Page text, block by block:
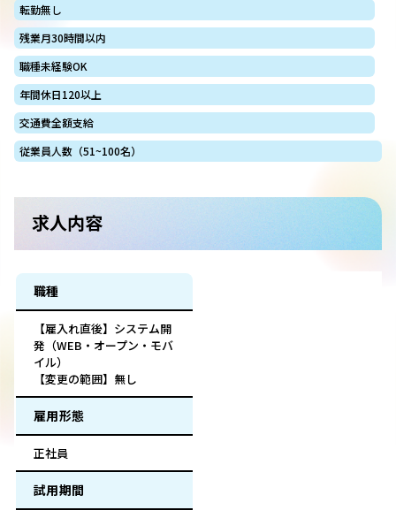
転勤無し
残業月30時間以内
職種未経験OK
年間休日120以上
交通費全額支給
従業員人数（51~100名）
求人内容
職種
【雇入れ直後】システム開
発（WEB・オープン・モバ
イル）
【変更の範囲】無し
雇用形態
正社員
試用期間